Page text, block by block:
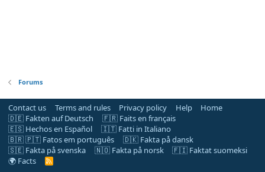
Forums
Contact us Terms and rules Privacy policy Help
Home
🇩🇪 Fakten auf Deutsch
🇫🇷 Faits en français
🇪🇸 Hechos en Español
🇮🇹 Fatti in Italiano
🇧🇷 🇵🇹 Fatos em português
🇩🇰 Fakta på dansk
🇸🇪 Fakta på svenska
🇳🇴 Fakta på norsk
🇫🇮 Faktat suomeksi
🌍 Facts
R